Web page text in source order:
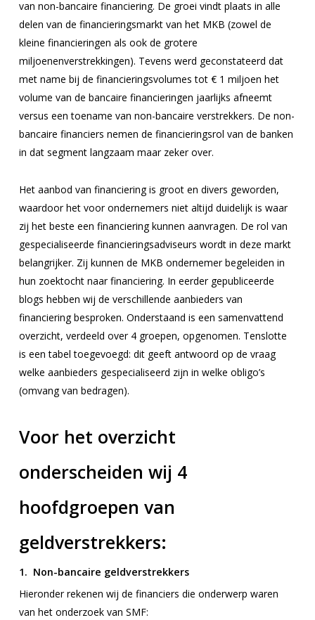
van non-bancaire financiering. De groei vindt plaats in alle
delen van de financieringsmarkt van het MKB (zowel de
kleine financieringen als ook de grotere
miljoenenverstrekkingen). Tevens werd geconstateerd dat
met name bij de financieringsvolumes tot € 1 miljoen het
volume van de bancaire financieringen jaarlijks afneemt
versus een toename van non-bancaire verstrekkers. De non-
bancaire financiers nemen de financieringsrol van de banken
in dat segment langzaam maar zeker over.
Het aanbod van financiering is groot en divers geworden,
waardoor het voor ondernemers niet altijd duidelijk is waar
zij het beste een financiering kunnen aanvragen. De rol van
gespecialiseerde financieringsadviseurs wordt in deze markt
belangrijker. Zij kunnen de MKB ondernemer begeleiden in
hun zoektocht naar financiering. In eerder gepubliceerde
blogs hebben wij de verschillende aanbieders van
financiering besproken. Onderstaand is een samenvattend
overzicht, verdeeld over 4 groepen, opgenomen. Tenslotte
is een tabel toegevoegd: dit geeft antwoord op de vraag
welke aanbieders gespecialiseerd zijn in welke obligo’s
(omvang van bedragen).
Voor het overzicht
onderscheiden wij 4
hoofdgroepen van
geldverstrekkers:
1. Non-bancaire geldverstrekkers
Hieronder rekenen wij de financiers die onderwerp waren
van het onderzoek van SMF: